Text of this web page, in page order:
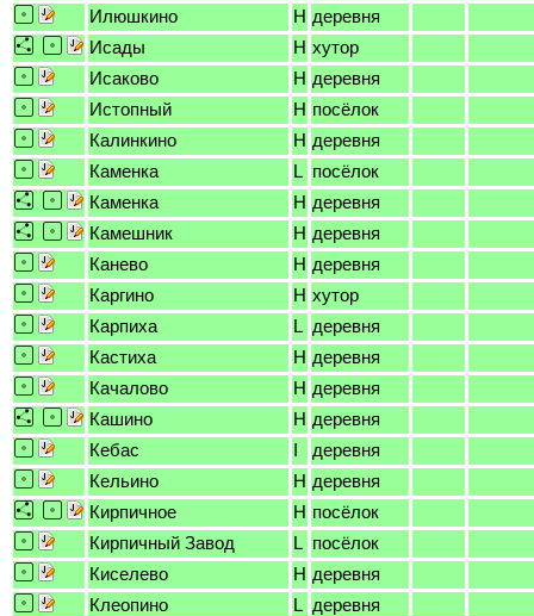
Илюшкино
H деревня
Исады
H хутор
Исаково
H деревня
Истопный
H посёлок
Калинкино
H деревня
Каменка
L посёлок
Каменка
H деревня
Камешник
H деревня
Канево
H деревня
Каргино
H хутор
Карпиха
L деревня
Кастиха
H деревня
Качалово
H деревня
Кашино
H деревня
Кебас
I
деревня
Кельино
H деревня
Кирпичное
H посёлок
Кирпичный Завод
L посёлок
Киселево
H деревня
Клеопино
L деревня